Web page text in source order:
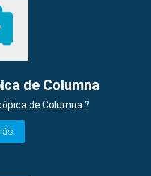
de Columna
de Columna ?